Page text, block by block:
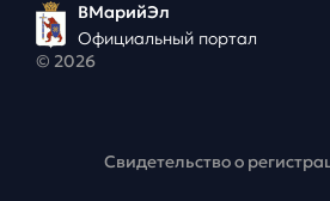
ВМарийЭл
Официальный портал
© 2026
Свидетельство о